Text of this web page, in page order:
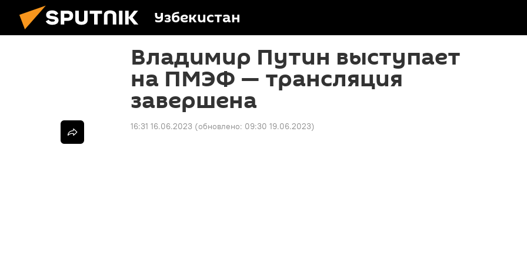
Узбекистан
Владимир Путин выступает
на ПМЭФ — трансляция
завершена
16:31 16.06.2023 (обновлено: 09:30 19.06.2023)